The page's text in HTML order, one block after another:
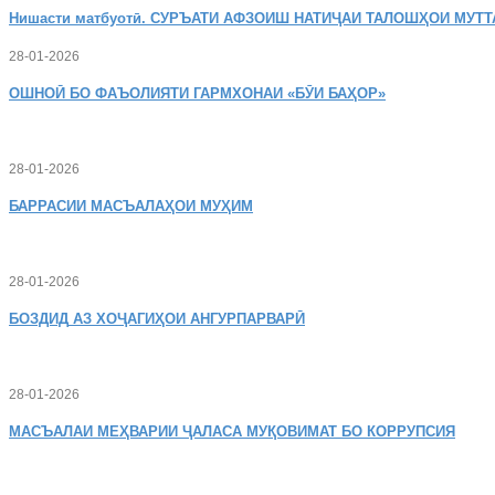
Нишасти матбуотӣ. СУРЪАТИ АФЗОИШ НАТИҶАИ ТАЛОШҲОИ
28-01-2026
ОШНОӢ БО ФАЪОЛИЯТИ ГАРМХОНАИ «БӮИ БАҲОР»
28-01-2026
БАРРАСИИ МАСЪАЛАҲОИ МУҲИМ
28-01-2026
БОЗДИД АЗ ХОҶАГИҲОИ АНГУРПАРВАРӢ
28-01-2026
МАСЪАЛАИ МЕҲВАРИИ ҶАЛАСА МУҚОВИМАТ БО КОРРУПСИЯ